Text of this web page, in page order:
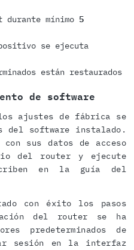
durante mínimo 5
se ejecuta
están restaurados
de software
los ajustes de fábrica se
del software instalado.
sus datos de acceso
del router y ejecute
en la guía del
con éxito los pasos
del router se ha
predeterminados de
sesión en la interfaz